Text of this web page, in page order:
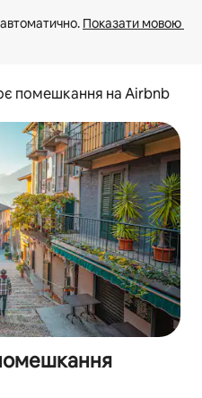
Показати мовою
помешкання на Airbnb